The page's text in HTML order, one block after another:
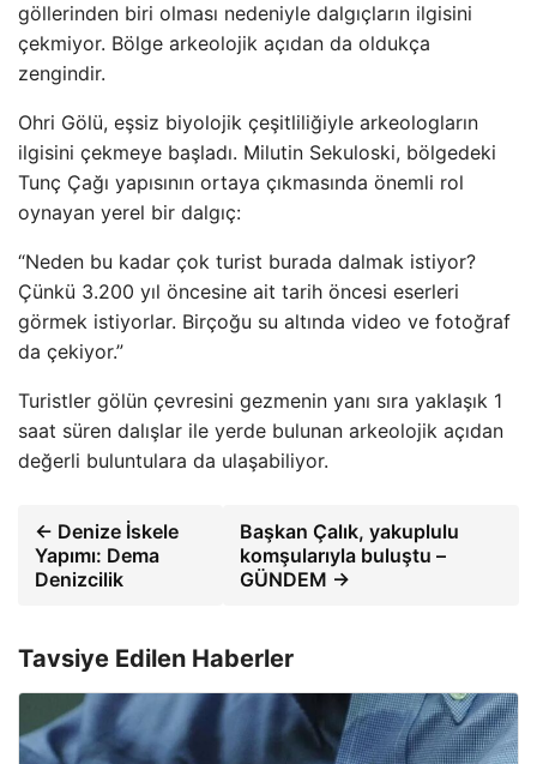
göllerinden biri olması nedeniyle dalgıçların ilgisini
çekmiyor. Bölge arkeolojik açıdan da oldukça
zengindir.
Ohri Gölü, eşsiz biyolojik çeşitliliğiyle arkeologların
ilgisini çekmeye başladı. Milutin Sekuloski, bölgedeki
Tunç Çağı yapısının ortaya çıkmasında önemli rol
oynayan yerel bir dalgıç:
“Neden bu kadar çok turist burada dalmak istiyor?
Çünkü 3.200 yıl öncesine ait tarih öncesi eserleri
görmek istiyorlar. Birçoğu su altında video ve fotoğraf
da çekiyor.”
Turistler gölün çevresini gezmenin yanı sıra yaklaşık 1
saat süren dalışlar ile yerde bulunan arkeolojik açıdan
değerli buluntulara da ulaşabiliyor.
← Denize İskele
Yapımı: Dema
Denizcilik
Başkan Çalık, yakuplulu
komşularıyla buluştu –
GÜNDEM →
Tavsiye Edilen Haberler